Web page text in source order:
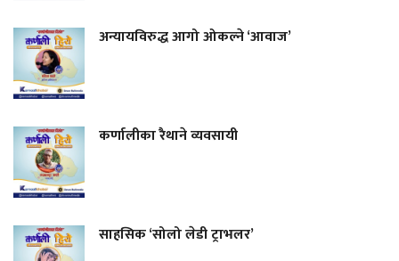
अन्यायविरुद्ध आगो ओकल्ने ‘आवाज’
कर्णालीका रैथाने व्यवसायी
साहसिक ‘सोलो लेडी ट्राभलर’